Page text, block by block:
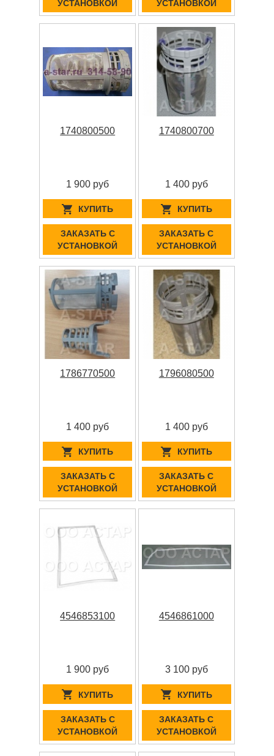
УСТАНОВКОЙ УСТАНОВКОЙ
1740800500
1 900 руб
КУПИТЬ
ЗАКАЗАТЬ С
УСТАНОВКОЙ
1740800700
1 400 руб
КУПИТЬ
ЗАКАЗАТЬ С
УСТАНОВКОЙ
1786770500
1 400 руб
КУПИТЬ
ЗАКАЗАТЬ С
УСТАНОВКОЙ
1796080500
1 400 руб
КУПИТЬ
ЗАКАЗАТЬ С
УСТАНОВКОЙ
4546853100
1 900 руб
КУПИТЬ
ЗАКАЗАТЬ С
УСТАНОВКОЙ
4546861000
3 100 руб
КУПИТЬ
ЗАКАЗАТЬ С
УСТАНОВКОЙ